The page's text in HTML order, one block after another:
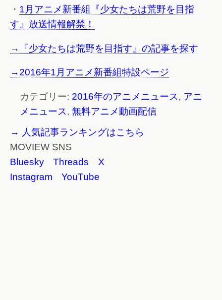
・ 1月アニメ新番組『少女たちは荒野を目指
す』放送情報解禁！
→『少女たちは荒野を目指す』の記事を探す
→2016年1月アニメ新番組特設ページ
カテゴリー: 2016年のアニメニュース, アニ
メニュース, 無料アニメ動画配信
→ 人気記事ランキングはこちら
MOVIEW SNS
Bluesky
Threads
X
Instagram
YouTube